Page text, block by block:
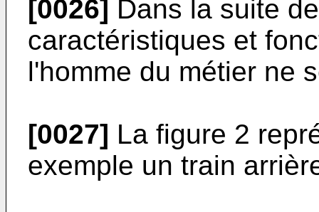
[0026] Dans la suite
caractéristiques et
l'homme du métier ne
[0027] La figure 2
exemple un train